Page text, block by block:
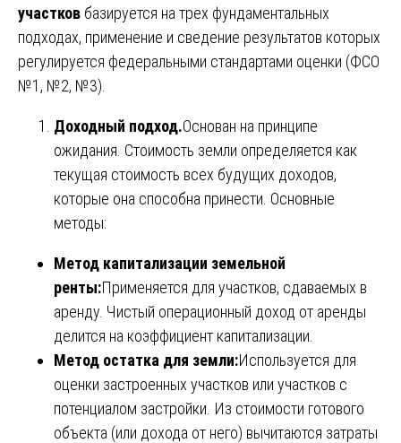
участков базируется на трех фундаментальных
подходах, применение и сведение результатов которых
регулируется федеральными стандартами оценки (ФСО
№1, №2, №3).
Доходный подход.Основан на принципе
ожидания. Стоимость земли определяется как
текущая стоимость всех будущих доходов,
которые она способна принести. Основные
методы:
Метод капитализации земельной
ренты:Применяется для участков, сдаваемых в
аренду. Чистый операционный доход от аренды
делится на коэффициент капитализации.
Метод остатка для земли:Используется для
оценки застроенных участков или участков с
потенциалом застройки. Из стоимости готового
объекта (или дохода от него) вычитаются затраты